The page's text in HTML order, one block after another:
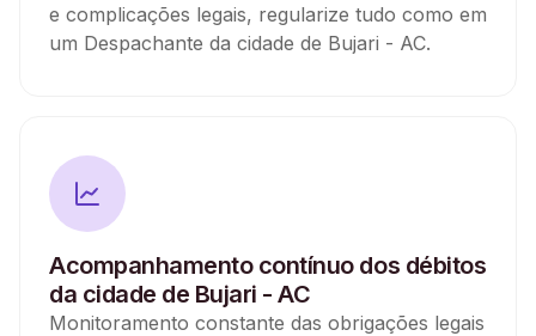
e complicações legais, regularize tudo como em
um Despachante da cidade de Bujari - AC.
Acompanhamento contínuo dos débitos
da cidade de Bujari - AC
Monitoramento constante das obrigações legais